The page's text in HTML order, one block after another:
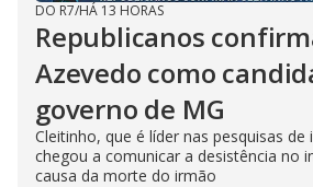
DO R7/HÁ 13 HORAS
Republicanos
Azevedo como
governo de MG
Cleitinho, que é líder nas pesquisas
chegou a comunicar a desistência no
causa da morte do irmão